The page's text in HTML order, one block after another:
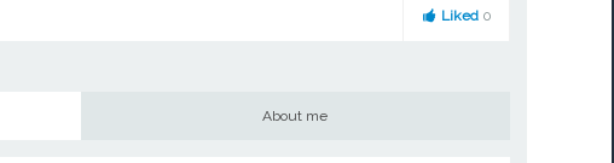
Liked 0
About me